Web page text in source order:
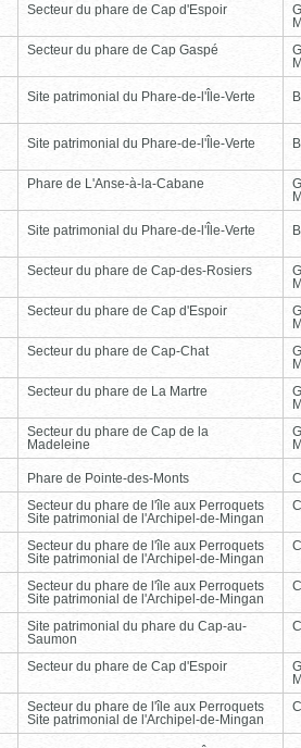
Secteur du phare de Cap d'Espoir
Secteur du phare de Cap Gaspé
Site patrimonial du Phare-de-l'Île-Verte
Site patrimonial du Phare-de-l'Île-Verte
Phare de L'Anse-à-la-Cabane
Site patrimonial du Phare-de-l'Île-Verte
Secteur du phare de Cap-des-Rosiers
Secteur du phare de Cap d'Espoir
Secteur du phare de Cap-Chat
Secteur du phare de La Martre
Secteur du phare de Cap de la
Madeleine
Phare de Pointe-des-Monts
Secteur du phare de l'île aux Perroquets
Site patrimonial de l'Archipel-de-Mingan
Secteur du phare de l'île aux Perroquets
Site patrimonial de l'Archipel-de-Mingan
Secteur du phare de l'île aux Perroquets
Site patrimonial de l'Archipel-de-Mingan
Site patrimonial du phare du Cap-au-
Saumon
Secteur du phare de Cap d'Espoir
Secteur du phare de l'île aux Perroquets
Site patrimonial de l'Archipel-de-Mingan